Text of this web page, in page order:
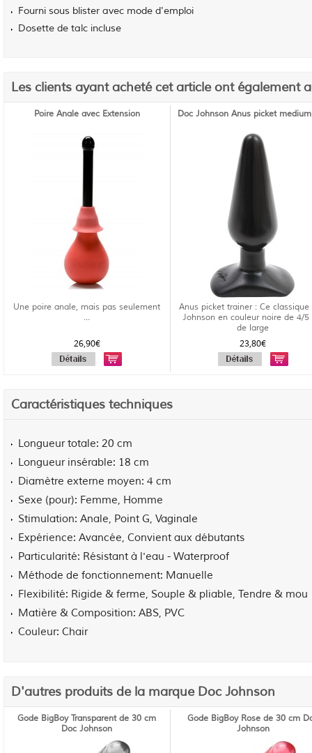
Fourni sous blister avec mode d'emploi
Dosette de talc incluse
Les clients ayant acheté cet article ont également
Poire Anale avec Extension
Une poire anale, mais pas seulement
...
26,90€
Doc Johnson Anus picket
Anus picket trainer : Ce classique
Johnson en couleur noire de 4/5
de large
23,80€
Caractéristiques techniques
Longueur totale 20 cm
Longueur insérable 18 cm
Diamètre externe moyen 4 cm
Sexe (pour) Femme, Homme
Stimulation Anale, Point G, Vaginale
Expérience Avancée, Convient aux débutants
Particularité Résistant à l'eau - Waterproof
Méthode de fonctionnement Manuelle
Flexibilité Rigide & ferme, Souple & pliable, Tendre & mou
Matière & Composition ABS, PVC
Couleur Chair
D'autres produits de la marque Doc Johnson
Gode BigBoy Transparent de 30 cm
Doc Johnson
Gode BigBoy Rose de 30 cm
Johnson